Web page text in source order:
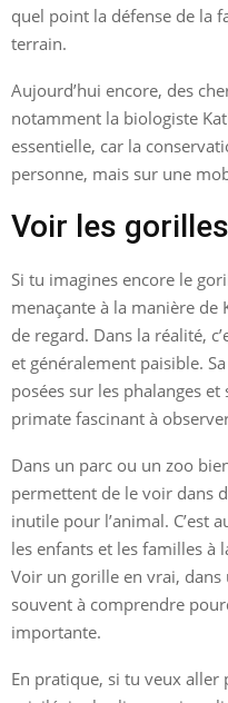
quel point la défense de la
terrain.
Aujourd’hui encore, des
notamment la biologiste
essentielle, car la
personne, mais sur une
Voir les
Si tu imagines encore le
menaçante à la manière de
de regard. Dans la réalité,
et généralement paisible.
posées sur les phalanges
primate fascinant à
Dans un parc ou un zoo
permettent de le voir dans
inutile pour l’animal. C’est
les enfants et les familles à
Voir un gorille en vrai, dans
souvent à comprendre
importante.
En pratique, si tu veux